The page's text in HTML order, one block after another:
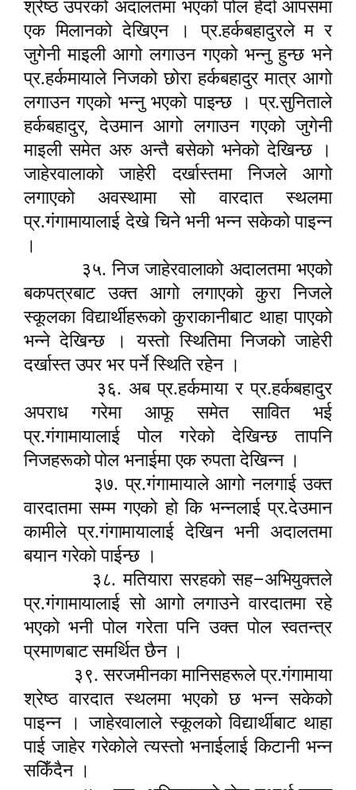
श्रेष्ठ उपरको अदालतमा भएको पोल हेर्दा आपसमा
एक मिलानको देखिएन । प्र.हर्कबहादुरले म र
जुगेनी माइली आगो लगाउन गएको भन्नु हुन्छ भने
प्र.हर्कमायाले निजको छोरा हर्कबहादुर मात्र आगो
लगाउन गएको भन्नु भएको पाइन्छ । प्र.सुनिताले
हर्कबहादुर,देउमान आगो लगाउन गएको जुगेनी
माइली समेत अरु अन्तै बसेको भनेको देखिन्छ ।
जाहेरवालाको जाहेरी दर्खास्तमा निजले आगो
लगाएको अवस्थामा सो वारदात स्थलमा
प्र.गंगामायालाई देखे चिने भनी भन्न सकेको पाइन्न
।
३५. निज जाहेरवालाको अदालतमा भएको
बकपत्रबाट उक्त आगो लगाएको कुरा निजले
स्कूलका विद्यार्थीहरूको कुराकानीबाट थाहा पाएको
भन्ने देखिन्छ । यस्तो स्थितिमा निजको जाहेरी
दर्खास्त उपर भर पर्ने स्थिति रहेन ।
३६. अब प्र.हर्कमाया र प्र.हर्कबहादुर
अपराध गरेमा आफू समेत सावित भई
प्र.गंगामायालाई पोल गरेको देखिन्छ तापनि
निजहरूको पोल भनाईमा एक रुपता देखिन्न ।
३७. प्र.गंगामायाले आगो नलगाई उक्त
वारदातमा सम्म गएको हो कि भन्नलाई प्र.देउमान
कामीले प्र.गंगामायालाई देखिन भनी अदालतमा
बयान गरेको पाईन्छ ।
३८. मतियारा सरहको सह–अभियुक्तले
प्र.गंगामायालाई सो आगो लगाउने वारदातमा रहे
भएको भनी पोल गरेता पनि उक्त पोल स्वतन्त्र
प्रमाणबाट समर्थित छैन ।
३९. सरजमीनका मानिसहरूले प्र.गंगामाया
श्रेष्ठ वारदात स्थलमा भएको छ भन्न सकेको
पाइन्न । जाहेरवालाले स्कूलको विद्यार्थीबाट थाहा
पाई जाहेर गरेकोले त्यस्तो भनाईलाई किटानी भन्न
सकिँदैन ।